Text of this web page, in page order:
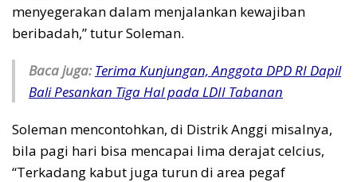
menyegerakan dalam menjalankan kewajiban
beribadah,” tutur Soleman.
Baca juga: Terima Kunjungan, Anggota DPD RI Dapil
Bali Pesankan Tiga Hal pada LDII Tabanan
Soleman mencontohkan, di Distrik Anggi misalnya,
bila pagi hari bisa mencapai lima derajat celcius,
“Terkadang kabut juga turun di area pegaf